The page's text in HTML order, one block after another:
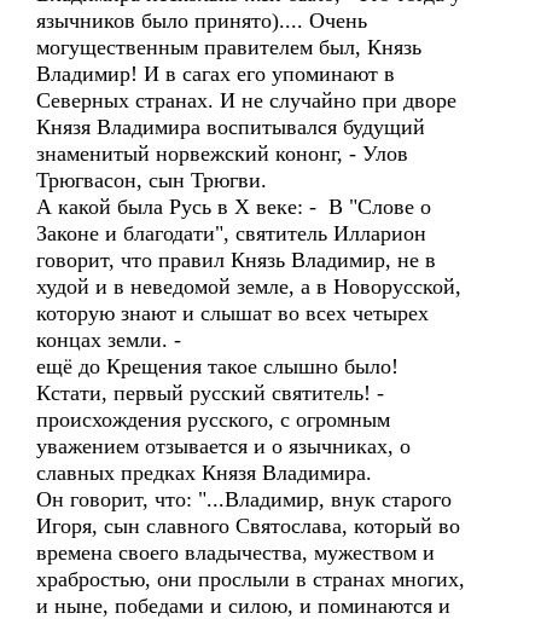
язычников было принято).... Очень
могущественным правителем был, Князь
Владимир! И в сагах его упоминают в
Северных странах. И не случайно при дворе
Князя Владимира воспитывался будущий
знаменитый норвежский кононг, - Улов
Трюгвасон, сын Трюгви.
А какой была Русь в Х веке: - В "Слове о
Законе и благодати", святитель Илларион
говорит, что правил Князь Владимир, не в
худой и в неведомой земле, а в Новорусской,
которую знают и слышат во всех четырех
концах земли. -
ещё до Крещения такое слышно было!
Кстати, первый русский святитель! -
происхождения русского, с огромным
уважением отзывается и о язычниках, о
славных предках Князя Владимира.
Он говорит, что: "...Владимир, внук старого
Игоря, сын славного Святослава, который во
времена своего владычества, мужеством и
храбростью, они прослыли в странах многих,
и ныне, победами и силою, и поминаются и